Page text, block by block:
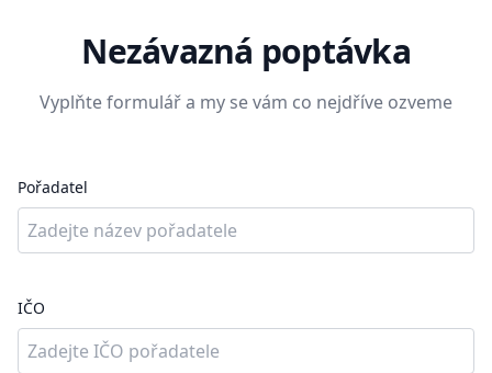
Nezávazná poptávka
Vyplňte formulář a my se vám co nejdříve ozveme
Pořadatel
IČO